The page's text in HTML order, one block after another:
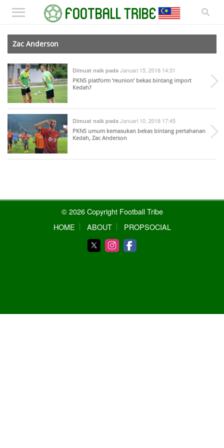
Zac Anderson
Dimuat naik pada Januari 15, 2018 14:31
PKNS platform ‘reunion’ bekas bintang import
Kedah?
Dimuat naik pada Januari 10, 2018 17:45
PKNS umum kemasukan bekas bintang pertahanan
Kedah, Zac Anderson
© 2026 Copyright Football Tribe
HOME
ABOUT PROPSOCIAL